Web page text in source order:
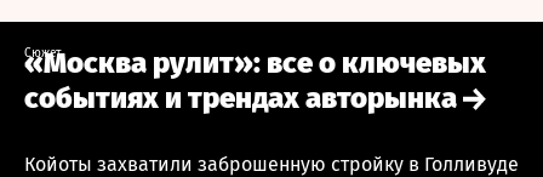
Сюжет
«Москва рулит»: все о ключевых
событиях и трендах авторынка
Койоты захватили заброшенную стройку в Голливуде